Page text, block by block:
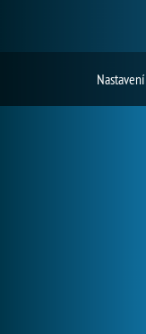
Nastavení